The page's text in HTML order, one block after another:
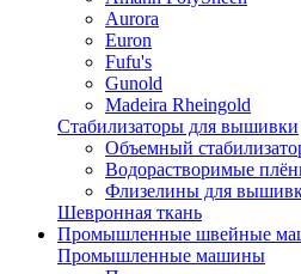
Aurora
Euron
Fufu's
Gunold
Madeira Rheingold
Стабилизаторы для вышивки
Объемный
Водорастворимые
Флизелины для
Шевронная ткань
Промышленные швейные
Промышленные машины